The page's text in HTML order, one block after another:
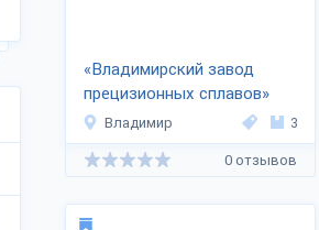
«Владимирский завод
прецизионных сплавов»
Владимир 3
0 отзывов